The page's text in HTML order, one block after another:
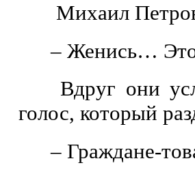
Михаил
– Женись… Это
Вдруг они
голос, который
– Граждане-